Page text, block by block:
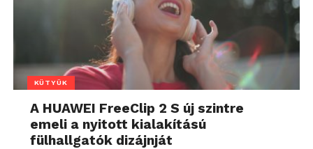
KÜTYÜK
A HUAWEI FreeClip 2 S új szintre
emeli a nyitott kialakítású
fülhallgatók dizájnját